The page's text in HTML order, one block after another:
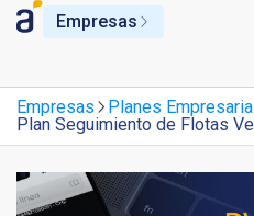
Empresas
Empresas
Planes
Plan Seguimiento de Flotas